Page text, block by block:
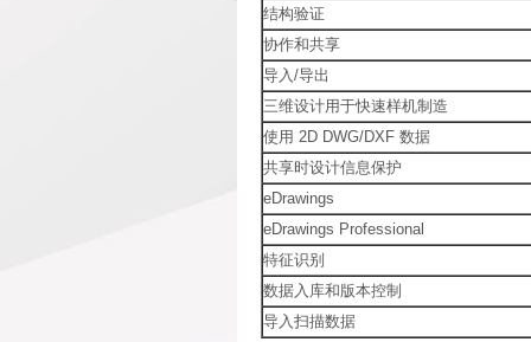
结构验证
协作和共享
导入/导出
三维设计用于快速样机制造
使用 2D DWG/DXF 数据
共享时设计信息保护
eDrawings
eDrawings Professional
特征识别
数据入库和版本控制
导入扫描数据